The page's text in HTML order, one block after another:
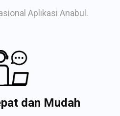
Aplikasi Anabul.
dan Mudah